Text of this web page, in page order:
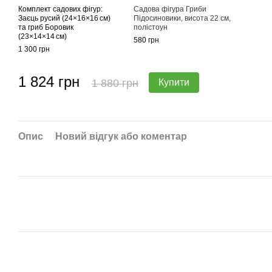
Комплект садових фігур:
Заєць русий (24×16×16 см)
та гриб Боровик
(23×14×14 см)
1 300 грн
Садова фігура Гриби
Підосиновики, висота 22 см,
полістоун
580 грн
1 824 грн 1 880 грн Купити
Опис Новий відгук або коментар